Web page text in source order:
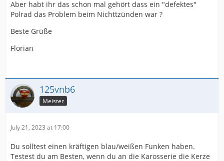
Aber habt ihr das schon mal gehört dass ein "defektes"
Polrad das Problem beim Nichttzünden war ?
Beste Grüße
Florian
125vnb6
Meister
July 21, 2023 at 17:00
Du solltest einen kräftigen blau/weißen Funken haben.
Testest du am Besten, wenn du an die Karosserie die Kerze